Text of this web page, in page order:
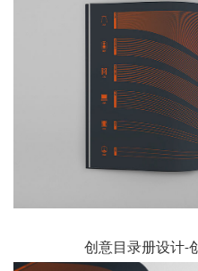
创意目录册设计-